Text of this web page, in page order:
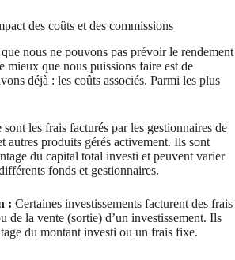
des coûts et des commissions
nous ne pouvons pas prévoir le rendement
mieux que nous puissions faire est de
déjà : les coûts associés. Parmi les plus
sont les frais facturés par les gestionnaires de
autres produits gérés activement. Ils sont
du capital total investi et peuvent varier
fonds et gestionnaires.
: Certaines investissements facturent des frais
de la vente (sortie) d’un investissement. Ils
du montant investi ou un frais fixe.